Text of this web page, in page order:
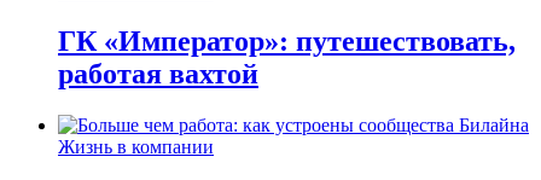
ГК «Император»: путешествовать,
работая вахтой
Жизнь в компании